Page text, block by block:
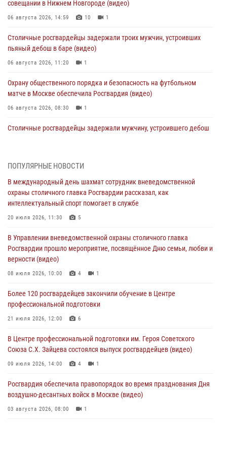
совещании в Нижнем Новгороде (видео)
06 августа 2026, 14:59 10 1
Столичные росгвардейцы задержали троих мужчин, устроивших
пьяный дебош в баре (видео)
06 августа 2026, 11:20 1
Охрану общественного порядка и безопасность на футбольном
матче в Москве обеспечила Росгвардия (видео)
06 августа 2026, 08:30 1
Столичные росгвардейцы задержали мужчину, устроившего дебош
футбольного матча Кубка России (Видео)
05 августа 2026, 12:35
Делегация МВД Республики Беларусь ознакомилась с передовыми
04 августа 2026, 18:16
В столичном главке Росгвардии завершился чемпионат по самбо и
боевому самбо. (видео)
Офицер Росгвардии стал гостем прямого эфира на «Радио Москвы»
и рассказал о работе дежурных частей
ПОПУЛЯРНЫЕ НОВОСТИ
В международный день шахмат сотрудник вневедомственной
охраны столичного главка Росгвардии рассказал, как
интеллектуальный спорт помогает в службе
20 июля 2026, 11:30 5
В Управлении вневедомственной охраны столичного главка
Росгвардии прошло мероприятие, посвящённое Дню семьи, любви и
верности (видео)
08 июля 2026, 10:00 4 1
Более 120 росгвардейцев закончили обучение в Центре
профессиональной подготовки
21 июля 2026, 12:00 6
В Центре профессиональной подготовки им. Героя Советского
Союза С.Х. Зайцева состоялся выпуск росгвардейцев (видео)
09 июля 2026, 14:00 4 1
Росгвардия обеспечила правопорядок во время празднования Дня
воздушно-десантных войск в Москве (видео)
03 августа 2026, 08:00 1